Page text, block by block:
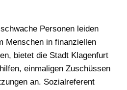
Personen leiden
Menschen in finanziellen
bietet die Stadt Klagenfurt
einmaligen Zuschüssen
an. Sozialreferent